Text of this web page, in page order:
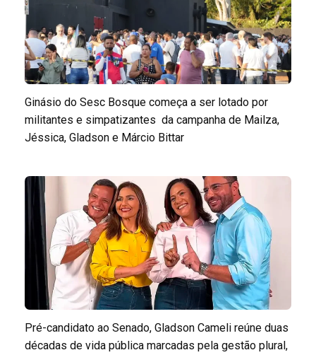
Ginásio do Sesc Bosque começa a ser lotado por
militantes e simpatizantes da campanha de Mailza,
Jéssica, Gladson e Márcio Bittar
Pré-candidato ao Senado, Gladson Cameli reúne duas
décadas de vida pública marcadas pela gestão plural,